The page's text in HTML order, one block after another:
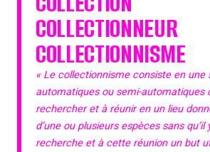
COLLECTIONNEUR
COLLECTIONNISME
« Le collectionnisme consiste en une
automatiques ou semi-automatiques
rechercher et à réunir en un lieu
d’une ou plusieurs espèces sans
recherche et à cette réunion un but